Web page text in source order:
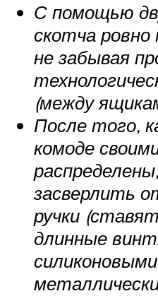
С помощью
скотча
не забывая
(между
После того,
комоде
засверлить
ручки
длинные